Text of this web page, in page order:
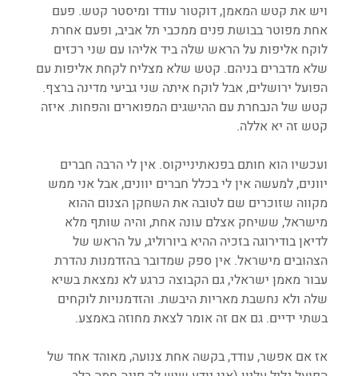
ויש את קטש המאמן, דוקטור עודד ומיסטר קטש. פעם
אחת מפוטר בבושת פנים ממכבי תל אביב, ופעם אחרת
לוקח אליפות על הראש שלה ביד אליהו עם שני רכזים
שלא מדברים בניהם. קטש שלא מצליח לקחת אליפות עם
הפועל ירושלים, אבל לוקח איתה שני גביעי מדינה ברצף.
קטש של הנבחרת עם ההישגים המפוארים והפחות. איזה
קטש זה יא אללה.
ועכשיו הוא חותם בפנאתינייקוס. אין לי הרבה חברים
יוונים, למעשה אין לי בכלל חברים יוונים, אבל אני ממש
מקווה שזוכרים שם לטובה את השחקן הצנום ההוא
מישראל, ששיחק אצלם עונה אחת, והיה שותף מלא
לדיאן בודירוגה בזכיה ההיא ביורוליג, על הראש של
הצהובים מישראל. אין ספק שמדובר בהזדמנות נהדרת
עבור מאמן ישראלי, גם הקבוצה כרגע לא נמצאת בשיא
שלה ולא נחשבת מאריות היבשת. והזדמנויות לוקחים
בשתי ידיים. גם אם זה אומר לצאת מחוזה באמצע.
אז אם אפשר, עודד, בקשה אחת צנועה, מאוהד אחד של